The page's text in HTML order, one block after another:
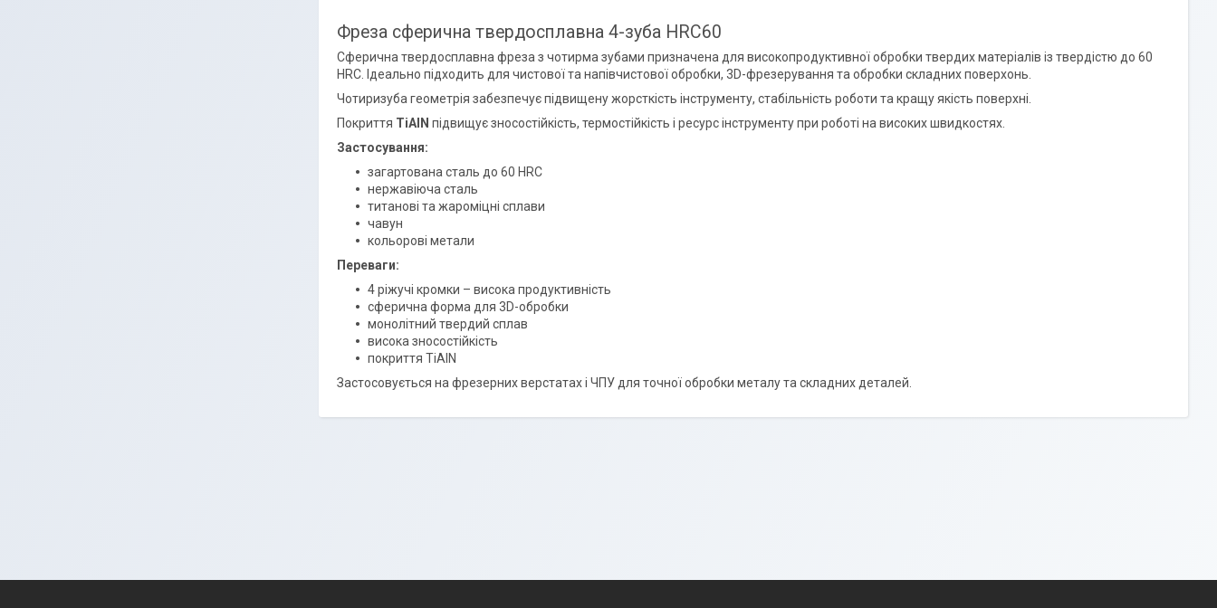
Фреза сферична твердосплавна 4-зуба HRC60
Сферична твердосплавна фреза з чотирма зубами призначена для високопродуктивної обробки твердих матеріалів із твердістю до 60
HRC. Ідеально підходить для чистової та напівчистової обробки, 3D-фрезерування та обробки складних поверхонь.
Чотиризуба геометрія забезпечує підвищену жорсткість інструменту, стабільність роботи та кращу якість поверхні.
Покриття TiAlN підвищує зносостійкість, термостійкість і ресурс інструменту при роботі на високих швидкостях.
Застосування:
загартована сталь до 60 HRC
нержавіюча сталь
титанові та жароміцні сплави
чавун
кольорові метали
Переваги:
4 ріжучі кромки – висока продуктивність
сферична форма для 3D-обробки
монолітний твердий сплав
висока зносостійкість
покриття TiAlN
Застосовується на фрезерних верстатах і ЧПУ для точної обробки металу та складних деталей.